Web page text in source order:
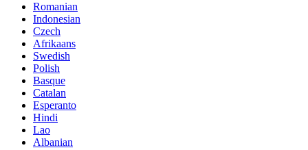
Romanian
Indonesian
Czech
Afrikaans
Swedish
Polish
Basque
Catalan
Esperanto
Hindi
Lao
Albanian